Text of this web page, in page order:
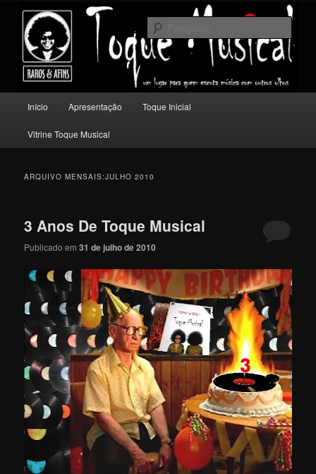
conteúdo
principal
conteúdo
secundário
Toque Musical
Um lugar para quem escuta música com outros olhos.
principal
Início Apresentação Toque Inicial
Vitrine Toque Musical
ARQUIVO MENSAIS:JULHO 2010
3 Anos De Toque Musical
Publicado em31 de julho de 2010